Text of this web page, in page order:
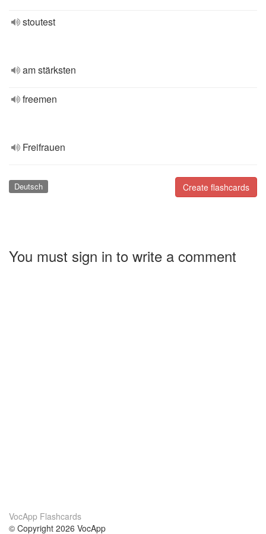
stoutest
am stärksten
freemen
Freifrauen
Create flashcards
Deutsch
You must sign in to write a comment
VocApp Flashcards
© Copyright 2026 VocApp